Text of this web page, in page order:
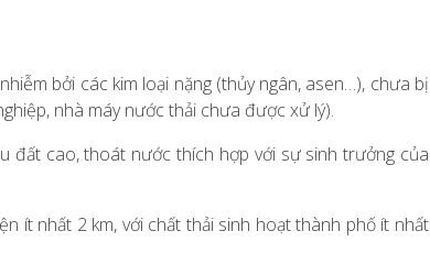
bởi các kim loại nặng (thủy ngân, asen…), chưa bị
nhà máy nước thải chưa được xử lý).
cao, thoát nước thích hợp với sự sinh trưởng của
ít nhất 2 km, với chất thải sinh hoạt thành phố ít nhất